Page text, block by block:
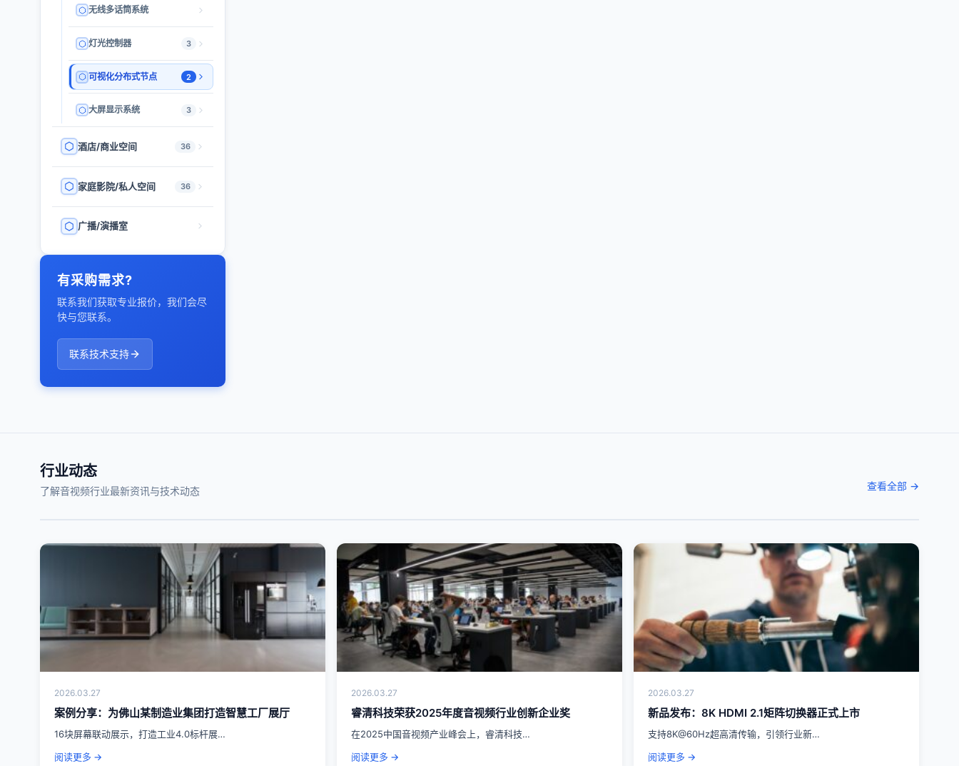
无线多话筒系统
灯光控制器 3
可视化分布式节点 2
大屏显示系统 3
酒店/商业空间 36
家庭影院/私人空间 36
广播/演播室
有采购需求?
联系我们获取专业报价，我们会尽
快与您联系。
联系技术支持
行业动态
了解音视频行业最新资讯与技术动态 查看全部 →
2026.03.27
案例分享：为佛山某制造业集团打造智慧工厂展厅
16块屏幕联动展示，打造工业4.0标杆展…
阅读更多 →
2026.03.27
睿清科技荣获2025年度音视频行业创新企业奖
在2025中国音视频产业峰会上，睿清科技…
阅读更多 →
2026.03.27
新品发布：8K HDMI 2.1矩阵切换器正式上市
支持8K@60Hz超高清传输，引领行业新…
阅读更多 →